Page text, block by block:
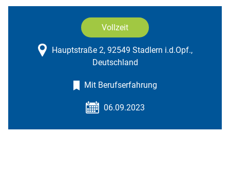
Vollzeit
Hauptstraße 2, 92549 Stadlern i.d.Opf.,
Deutschland
Mit Berufserfahrung
06.09.2023